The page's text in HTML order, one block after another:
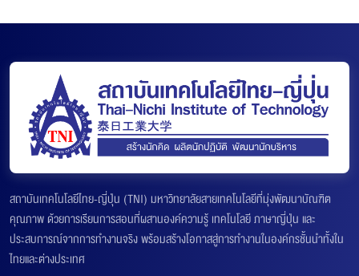
สถาบันเทคโนโลยีไทย-ญี่ปุ่น (TNI) มหาวิทยาลัยสายเทคโนโลยีที่มุ่งพัฒนาบัณฑิต
คุณภาพ ด้วยการเรียนการสอนที่ผสานองค์ความรู้ เทคโนโลยี ภาษาญี่ปุ่น และ
ประสบการณ์จากการทำงานจริง พร้อมสร้างโอกาสสู่การทำงานในองค์กรชั้นนำทั้งใน
ไทยและต่างประเทศ